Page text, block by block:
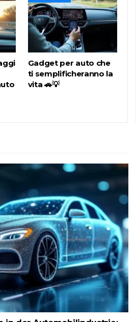
Gadget per auto che
ti semplificheranno la
vita 🚗💡